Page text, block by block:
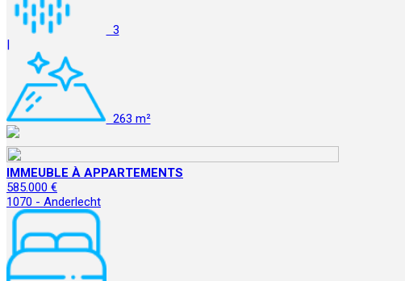
3
|
263 m²
IMMEUBLE À APPARTEMENTS
585.000 €
1070 - Anderlecht